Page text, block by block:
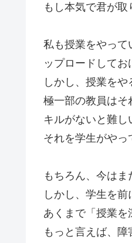
もし本気で君が取
私も授業をやって
ップロードしてお
しかし、授業を
極一部の教員はそ
キルがないと難し
それを学生がやっ
もちろん、今はま
しかし、学生を
あくまで「授業を
もっと言えば、